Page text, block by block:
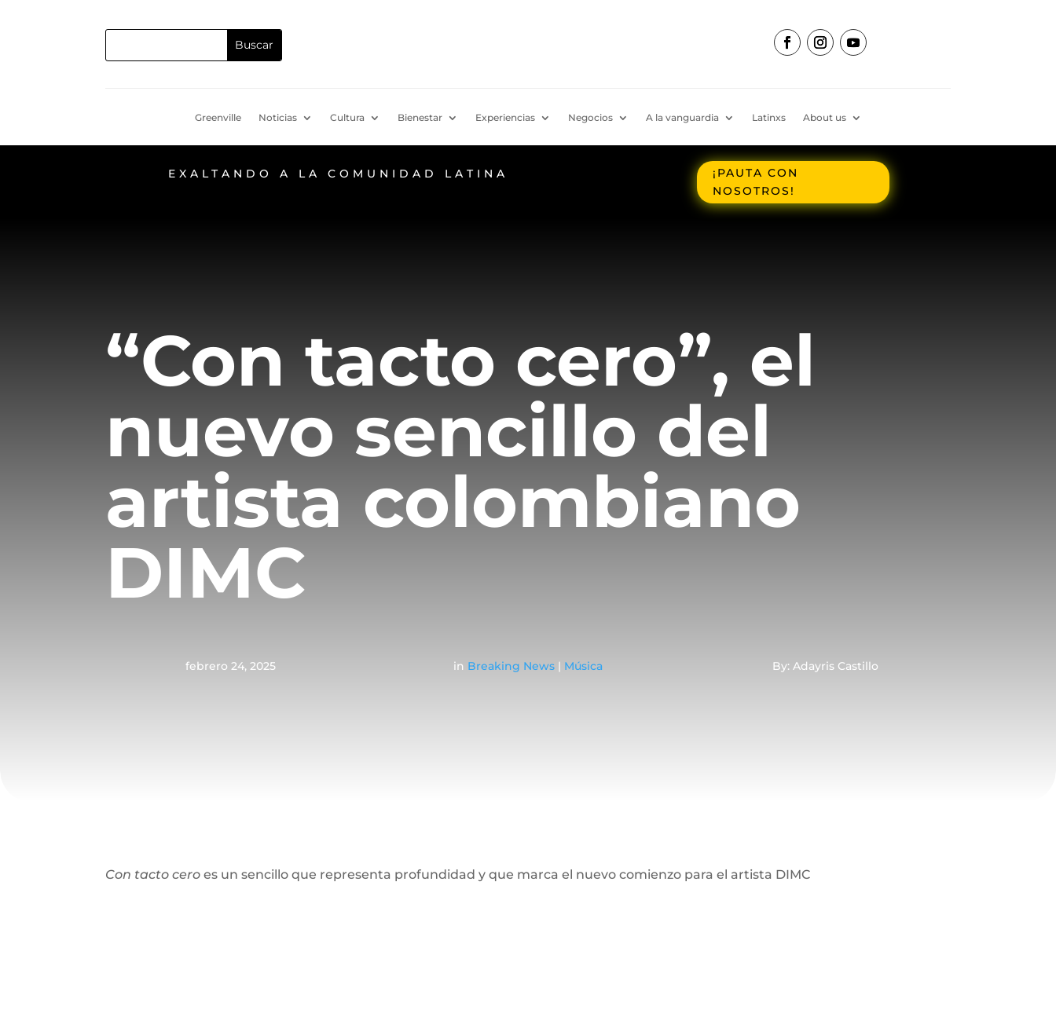
Greenville Noticias Cultura Bienestar Experiencias Negocios A la vanguardia Latinxs About us
EXALTANDO A LA COMUNIDAD LATINA
¡PAUTA CON
NOSOTROS!
“Con tacto cero”, el
nuevo sencillo del
artista colombiano
DIMC
febrero 24, 2025 in Breaking News| Música By: Adayris Castillo
Con tacto cero es un sencillo que representa profundidad y que marca el nuevo comienzo para el artista DIMC